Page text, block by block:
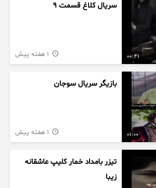
00:41
سریال کلاغ قسمت 9
01:00
بازیگر سریال سوجان
تیزر بامداد خمار کلیپ عاشقانه
زیبا